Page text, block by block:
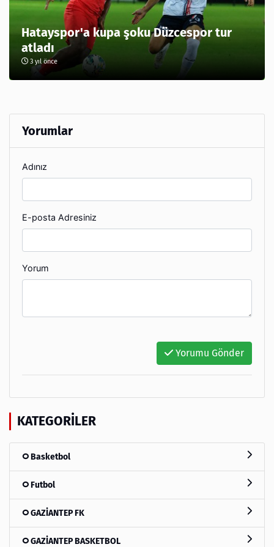
Hatayspor'a kupa şoku Düzcespor tur
atladı
3 yıl önce
Yorumlar
Adınız
E-posta Adresiniz
Yorum
Yorumu Gönder
KATEGORILER
Basketbol
Futbol
GAZİANTEP FK
GAZİANTEP BASKETBOL